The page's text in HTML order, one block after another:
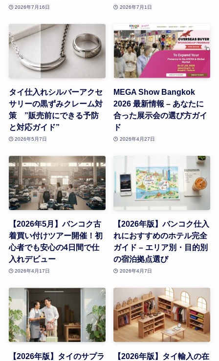
2026年7月16日 2026年7月1日
タイ仕入れシルバーアクセ
サリーの黒ずみクレーム対
策 ”販売前にできる予防
と対応ガイド”
2026年5月7日
MEGA Show Bangkok
2026 最新情報 – あなたに
合った展示会の選び方ガイ
ド
2026年4月27日
【2026年5月】バンコク古
着買い付けツアー開催！初
心者でも安心の4日間で仕
入れデビュー
2026年4月17日
【2026年版】バンコク仕入
れにおすすめのホテル完全
ガイド – エリア別・目的別
の宿泊拠点選び
2026年4月7日
【2026年版】タイのサプラ
【2026年版】タイ輸入の在